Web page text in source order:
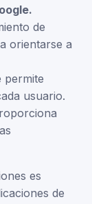
de
orientarse a
permite
usuario.
es
de